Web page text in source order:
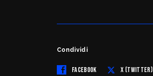
Condividi
FACEBOOK X (TWITTER)